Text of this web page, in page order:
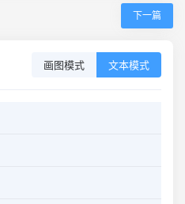
下一篇
画图模式 文本模式